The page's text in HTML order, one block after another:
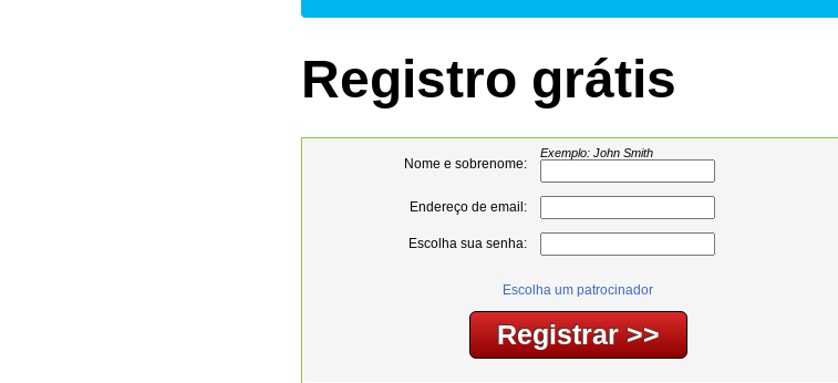
Registro grátis
Nome e sobrenome:
Exemplo: John Smith
Endereço de email:
Escolha sua senha:
Escolha um patrocinador